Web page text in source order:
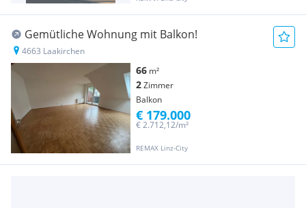
Gemütliche Wohnung mit Balkon!
4663 Laakirchen
66 m²
2Zimmer
Balkon
REMAX Linz-City
€ 2.712,12/m²
€ 179.000